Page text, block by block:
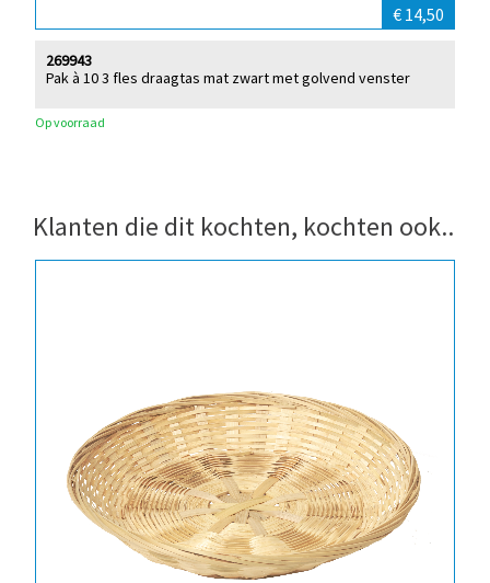
€ 14,50
Pak à 10 3 fles draagtas mat zwart met golvend venster
269943
Op voorraad
Klanten die dit kochten, kochten ook..